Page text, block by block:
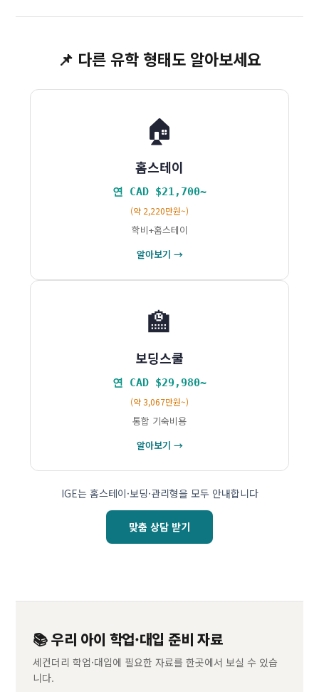
📌 다른 유학 형태도 알아보세요
🏠
홈스테이
연 CAD $21,700~
(약 2,220만원~)
학비+홈스테이
알아보기 →
🏫
보딩스쿨
연 CAD $29,980~
(약 3,067만원~)
통합 기숙비용
알아보기 →
IGE는 홈스테이·보딩·관리형을 모두 안내합니다
맞춤 상담 받기
📚 우리 아이 학업·대입 준비 자료
세컨더리 학업·대입에 필요한 자료를 한곳에서 보실 수 있습
니다.